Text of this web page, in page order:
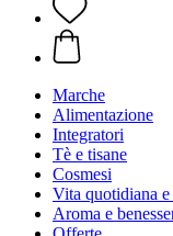
Marche
Alimentazione
Integratori
Tè e tisane
Cosmesi
Vita quotidiana e
Aroma e